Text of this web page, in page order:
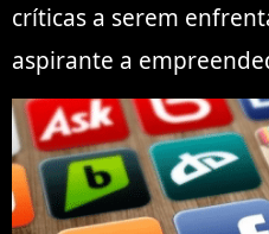
críticas a serem
aspirante a